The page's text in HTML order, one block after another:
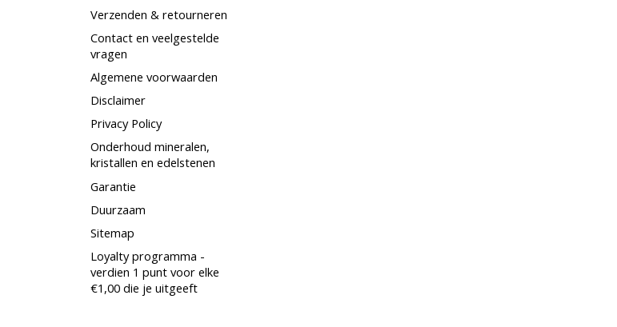
Verzenden & retourneren
Contact en veelgestelde
vragen
Algemene voorwaarden
Disclaimer
Privacy Policy
Onderhoud mineralen,
kristallen en edelstenen
Garantie
Duurzaam
Sitemap
Loyalty programma -
verdien 1 punt voor elke
€1,00 die je uitgeeft